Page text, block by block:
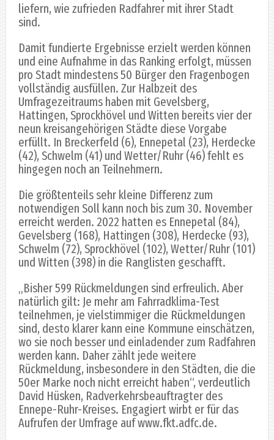
liefern, wie zufrieden Radfahrer mit ihrer Stadt
sind.
Damit fundierte Ergebnisse erzielt werden können
und eine Aufnahme in das Ranking erfolgt, müssen
pro Stadt mindestens 50 Bürger den Fragenbogen
vollständig ausfüllen. Zur Halbzeit des
Umfragezeitraums haben mit Gevelsberg,
Hattingen, Sprockhövel und Witten bereits vier der
neun kreisangehörigen Städte diese Vorgabe
erfüllt. In Breckerfeld (6), Ennepetal (23), Herdecke
(42), Schwelm (41) und Wetter/Ruhr (46) fehlt es
hingegen noch an Teilnehmern.
Die größtenteils sehr kleine Differenz zum
notwendigen Soll kann noch bis zum 30. November
erreicht werden. 2022 hatten es Ennepetal (84),
Gevelsberg (168), Hattingen (308), Herdecke (93),
Schwelm (72), Sprockhövel (102), Wetter/Ruhr (101)
und Witten (398) in die Ranglisten geschafft.
„Bisher 599 Rückmeldungen sind erfreulich. Aber
natürlich gilt: Je mehr am Fahrradklima-Test
teilnehmen, je vielstimmiger die Rückmeldungen
sind, desto klarer kann eine Kommune einschätzen,
wo sie noch besser und einladender zum Radfahren
werden kann. Daher zählt jede weitere
Rückmeldung, insbesondere in den Städten, die die
50er Marke noch nicht erreicht haben“, verdeutlich
David Hüsken, Radverkehrsbeauftragter des
Ennepe-Ruhr-Kreises. Engagiert wirbt er für das
Aufrufen der Umfrage auf www.fkt.adfc.de.